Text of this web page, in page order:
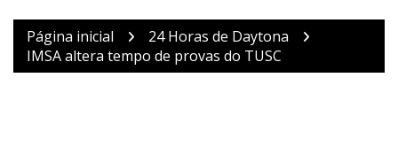
Página inicial
24 Horas de Daytona
IMSA altera tempo de provas do TUSC